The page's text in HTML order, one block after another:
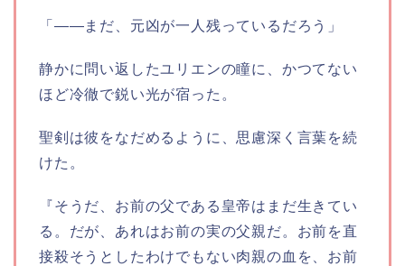
「――まだ、元凶が一人残っているだろう」
静かに問い返したユリエンの瞳に、かつてない
ほど冷徹で鋭い光が宿った。
聖剣は彼をなだめるように、思慮深く言葉を続
けた。
『そうだ、お前の父である皇帝はまだ生きてい
る。だが、あれはお前の実の父親だ。お前を直
接殺そうとしたわけでもない肉親の血を、お前